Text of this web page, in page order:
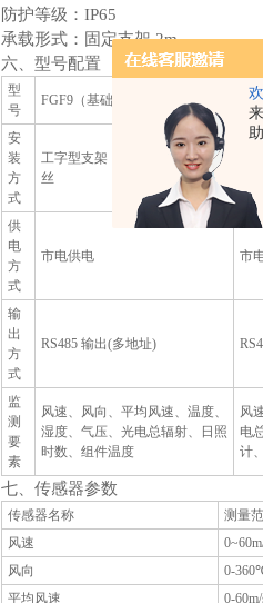
防护等级：IP65
承载形式：固定支架 2m
六、型号配置
型
号
FGF9（基础款）
安
装
方
式
工字型支架，无需预埋与膨胀螺
丝
供
电
方
式
市电供电 市
输
出
方
式
RS485 输出(多地址)
监
测
要
素
风速、风向、平均风速、温度、
湿度、气压、光电总辐射、日照
时数、组件温度
风
电
计
七、传感器参数
传感器名称 测量
风速
风向
0-
平均风速
0-